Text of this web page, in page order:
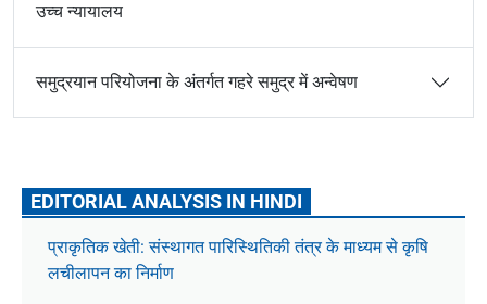
उच्च न्यायालय
समुद्रयान परियोजना के अंतर्गत गहरे समुद्र में अन्वेषण
EDITORIAL ANALYSIS IN HINDI
प्राकृतिक खेती: संस्थागत पारिस्थितिकी तंत्र के माध्यम से कृषि
लचीलापन का निर्माण